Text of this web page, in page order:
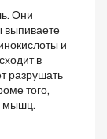
Они
выпиваете
и
в
разрушать
того,
мышц.